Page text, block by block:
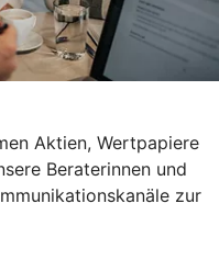
Aktien, Wertpapiere
Beraterinnen und
zur